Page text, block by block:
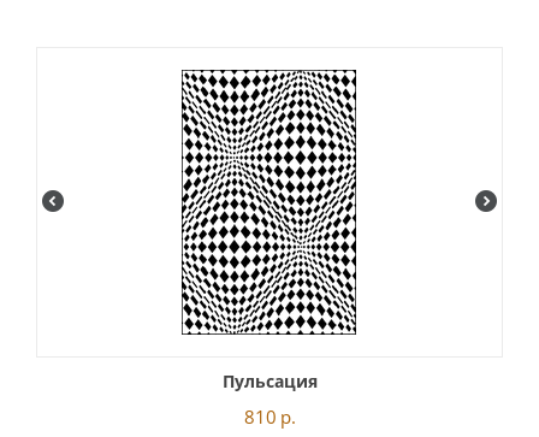
Пульсация
810 р.